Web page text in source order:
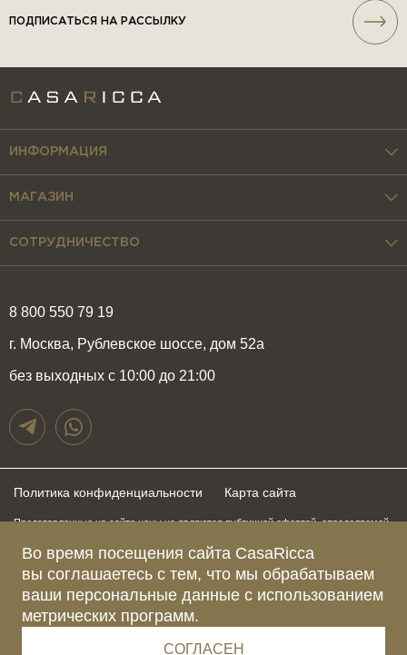
Во время посещения сайта CasaRicca
вы соглашаетесь с тем, что мы обрабатываем
ваши персональные данные с использованием
метрических программ.
СОГЛАСЕН
ПОДПИСАТЬСЯ НА РАССЫЛКУ
8 800 550 79 19
г. Москва, Рублевское шоссе, дом 52а
без выходных с 10:00 до 21:00
ИНФОРМАЦИЯ
МАГАЗИН
СОТРУДНИЧЕСТВО
Политика конфиденциальности Карта сайта
Представленные на сайте цены не являются публичной офертой, определяемой
быть изменены в любое время без предупреждения. Для получения актуальной и
подробной информации о стоимости, сроках и условиях поставки просьба
обращаться к менеджерам по указанным выше телефонам
Зарегистрированное название компании
Адрес Ш. РУБЛЁВСКОЕ, Д. 52А, ПОМЕЩ. I ЭТАЖ 2, КОМ. 81 Г.МОСКВА, ВН.ТЕР.